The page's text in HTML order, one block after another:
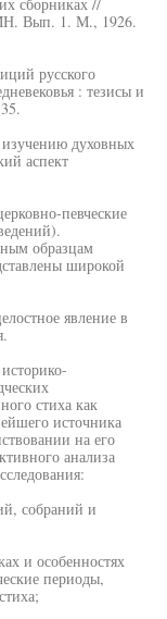
Вып. 1. М., 1926.
русского
: тезисы и
духовных
аспект
певческие
образцам
широкой
явление в
стиха как
источника
на его
анализа
собраний и
и особенностях
периоды,